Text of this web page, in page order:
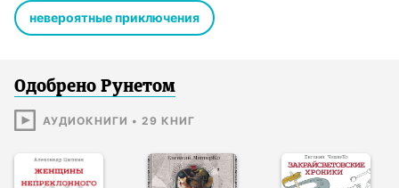
невероятные приключения
Одобрено Рунетом
АУДИОКНИГИ • 29 КНИГ